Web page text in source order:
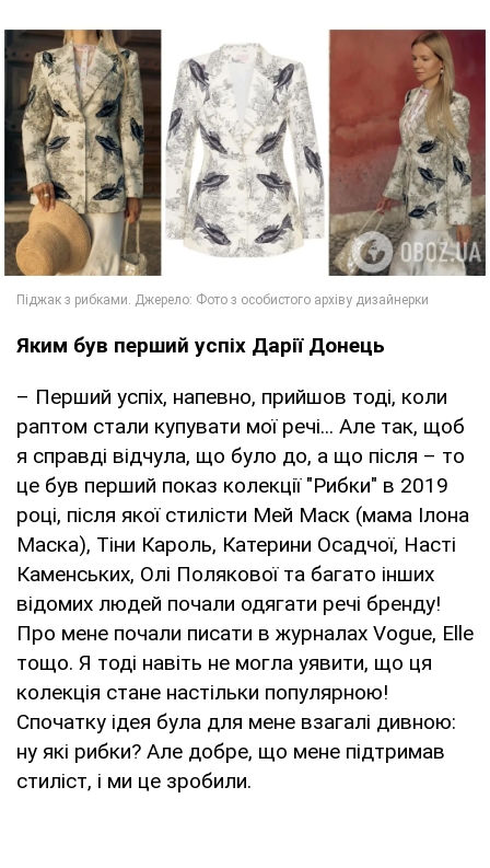
Яким був перший успіх Дарії Донець
– Перший успіх, напевно, прийшов тоді, коли
раптом стали купувати мої речі... Але так, щоб
я справді відчула, що було до, а що після – то
це був перший показ колекції "Рибки" в 2019
році, після якої стилісти Мей Маск (мама Ілона
Маска), Тіни Кароль, Катерини Осадчої, Насті
Каменських, Олі Полякової та багато інших
відомих людей почали одягати речі бренду!
Про мене почали писати в журналах Vogue, Elle
тощо. Я тоді навіть не могла уявити, що ця
колекція стане настільки популярною!
Спочатку ідея була для мене взагалі дивною:
ну які рибки? Але добре, що мене підтримав
стиліст, і ми це зробили.